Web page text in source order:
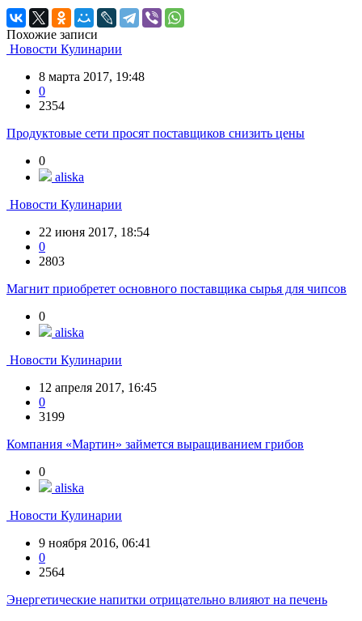
Похожие записи
Новости Кулинарии
8 марта 2017, 19:48
0
2354
Продуктовые сети просят поставщиков снизить цены
0
aliska
Новости Кулинарии
22 июня 2017, 18:54
0
2803
Магнит приобретет основного поставщика сырья для чипсов
0
aliska
Новости Кулинарии
12 апреля 2017, 16:45
0
3199
Компания «Мартин» займется выращиванием грибов
0
aliska
Новости Кулинарии
9 ноября 2016, 06:41
0
2564
Энергетические напитки отрицательно влияют на печень